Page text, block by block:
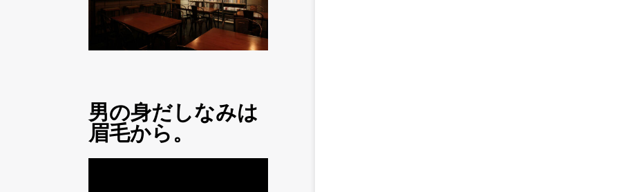
男の身だしなみは
眉毛から。